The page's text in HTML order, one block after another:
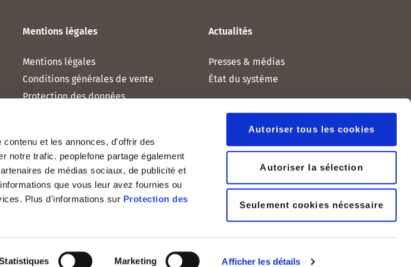
et les annonces, d'offrir des
notre trafic. peoplefone partage également
de médias sociaux, de publicité et
que vous leur avez fournies ou
Plus d'informations sur Protection des
Marketing Afficher les détails
Autoriser tous les cookies
Autoriser la sélection
Seulement cookies nécessaire
Mentions légales
Mentions légales
Conditions générales de vente
Protection des données
Actualités
Presses & médias
État du système